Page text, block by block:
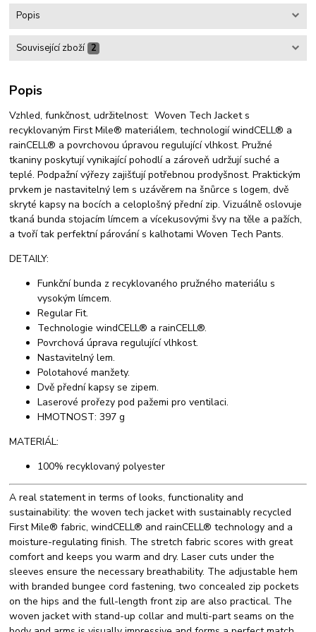
Popis
Související zboží 2
Popis
Vzhled, funkčnost, udržitelnost: Woven Tech Jacket s
recyklovaným First Mile® materiálem, technologií windCELL® a
rainCELL® a povrchovou úpravou regulující vlhkost. Pružné
tkaniny poskytují vynikající pohodlí a zároveň udržují suché a
teplé. Podpažní výřezy zajišťují potřebnou prodyšnost. Praktickým
prvkem je nastavitelný lem s uzávěrem na šnůrce s logem, dvě
skryté kapsy na bocích a celoplošný přední zip. Vizuálně oslovuje
tkaná bunda stojacím límcem a vícekusovými švy na těle a pažích,
a tvoří tak perfektní párování s kalhotami Woven Tech Pants.
DETAILY:
Funkční bunda z recyklovaného pružného materiálu s
vysokým límcem.
Regular Fit.
Technologie windCELL® a rainCELL®.
Povrchová úprava regulující vlhkost.
Nastavitelný lem.
Polotahové manžety.
Dvě přední kapsy se zipem.
Laserové prořezy pod pažemi pro ventilaci.
HMOTNOST: 397 g
MATERIÁL:
100% recyklovaný polyester
A real statement in terms of looks, functionality and
sustainability: the woven tech jacket with sustainably recycled
First Mile® fabric, windCELL® and rainCELL® technology and a
moisture-regulating finish. The stretch fabric scores with great
comfort and keeps you warm and dry. Laser cuts under the
sleeves ensure the necessary breathability. The adjustable hem
with branded bungee cord fastening, two concealed zip pockets
on the hips and the full-length front zip are also practical. The
woven jacket with stand-up collar and multi-part seams on the